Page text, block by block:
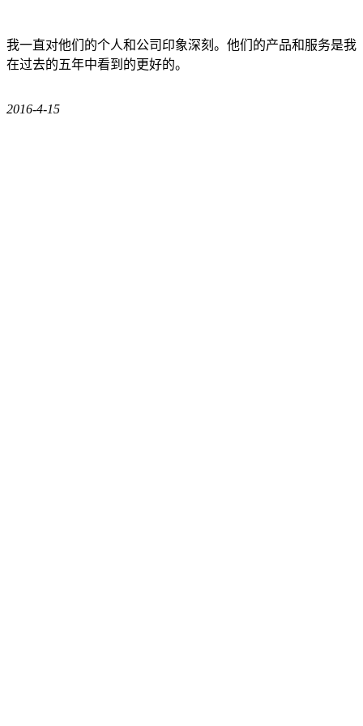
我一直对他们的个人和公司印象深刻。他们的产品和服务是我
在过去的五年中看到的更好的。
2016-4-15